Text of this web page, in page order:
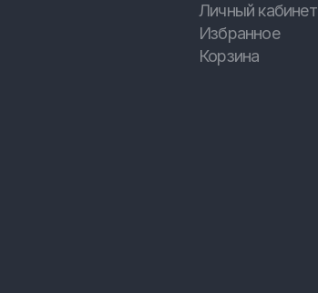
Личный кабинет
Избранное
Корзина